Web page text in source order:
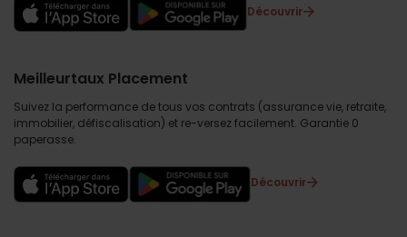
Découvrir
Meilleurtaux Placement
Suivez la performance de tous vos contrats (assurance vie, retraite,
immobilier, défiscalisation) et re-versez facilement. Garantie 0
paperasse.
Découvrir